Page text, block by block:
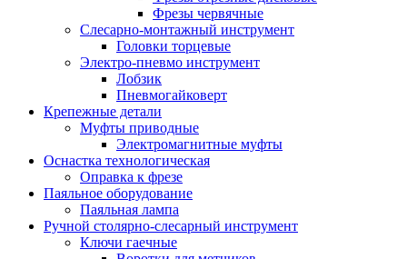
Фрезы червячные
Слесарно-монтажный инструмент
Головки торцевые
Электро-пневмо инструмент
Лобзик
Пневмогайковерт
Крепежные детали
Муфты приводные
Электромагнитные муфты
Оснастка технологическая
Оправка к фрезе
Паяльное оборудование
Паяльная лампа
Ручной столярно-слесарный инструмент
Ключи гаечные